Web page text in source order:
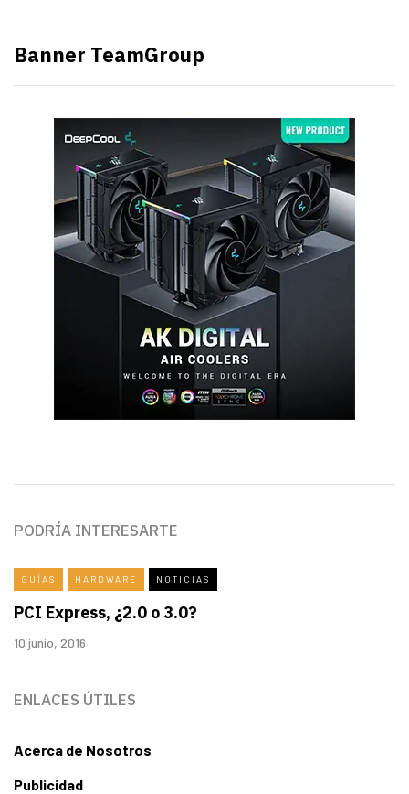
Banner TeamGroup
PODRÍA INTERESARTE
GUÍAS HARDWARE NOTICIAS
PCI Express, ¿2.0 o 3.0?
10 junio, 2016
ENLACES ÚTILES
Acerca de Nosotros
Publicidad